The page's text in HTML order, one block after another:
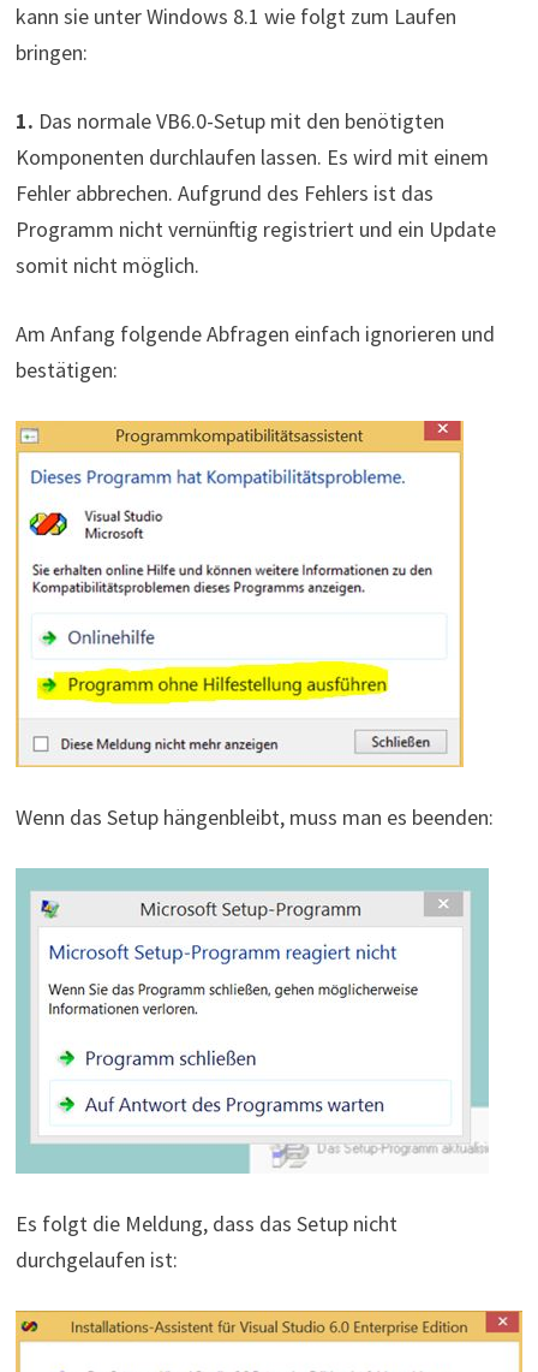
kann sie unter Windows 8.1 wie folgt zum Laufen
bringen:
1. Das normale VB6.0-Setup mit den benötigten
Komponenten durchlaufen lassen. Es wird mit einem
Fehler abbrechen. Aufgrund des Fehlers ist das
Programm nicht vernünftig registriert und ein Update
somit nicht möglich.
Am Anfang folgende Abfragen einfach ignorieren und
bestätigen:
Wenn das Setup hängenbleibt, muss man es beenden:
Es folgt die Meldung, dass das Setup nicht
durchgelaufen ist: